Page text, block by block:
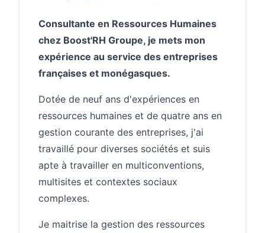
Consultante en Ressources Humaines
chez Boost'RH Groupe, je mets mon
expérience au service des entreprises
françaises et monégasques.
Dotée de neuf ans d'expériences en
ressources humaines et de quatre ans en
gestion courante des entreprises, j'ai
travaillé pour diverses sociétés et suis
apte à travailler en multiconventions,
multisites et contextes sociaux
complexes.
Je maitrise la gestion des ressources